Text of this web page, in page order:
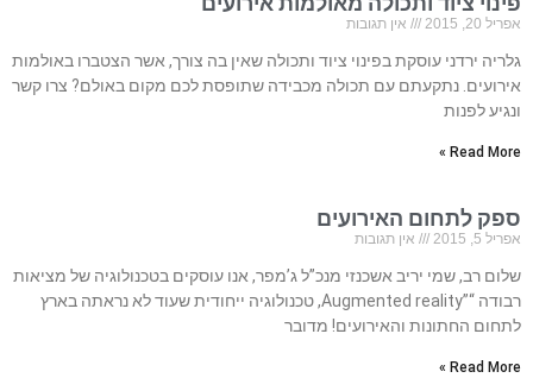
אפריל 20, 2015 אין תגובות
גלריה ירדני עוסקת בפינוי ציוד ותכולה שאין בה צורך, אשר הצטברו באולמות
אירועים. נתקעתם עם תכולה מכבידה שתופסת לכם מקום באולם? צרו קשר
ונגיע לפנות
Read More »
ספק לתחום האירועים
אפריל 5, 2015 אין תגובות
שלום רב, שמי יריב אשכנזי מנכ”ל ג’מפר, אנו עוסקים בטכנולוגיה של מציאות
רבודה “”Augmented reality, טכנולוגיה ייחודית שעוד לא נראתה בארץ
לתחום החתונות והאירועים! מדובר
Read More »